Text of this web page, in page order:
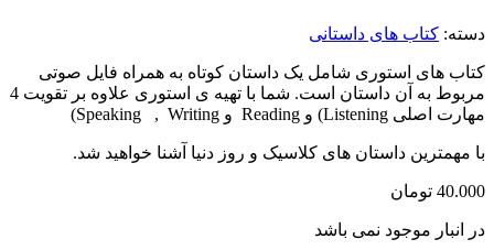
دسته: کتاب های داستانی
کتاب های استوری شامل یک داستان کوتاه به همراه فایل صوتی
مربوط به آن داستان است. شما با تهیه ی استوری علاوه بر تقویت 4
مهارت اصلی Listening) و Reading و Speaking , Writing)
با مهمترین داستان های کلاسیک و روز دنیا آشنا خواهید شد.
40.000 تومان
در انبار موجود نمی باشد